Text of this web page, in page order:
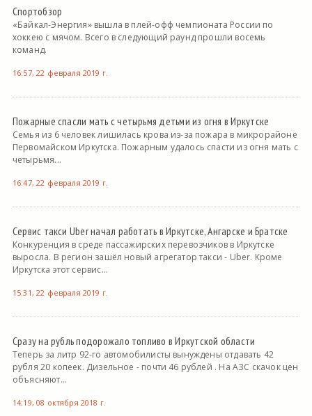
Спортобзор
«Байкал-Энергия» вышла в плей-офф чемпионата России по
хоккею с мячом. Всего в следующий раунд прошли восемь
команд.
16:57, 22 февраля 2019 г.
Пожарные спасли мать с четырьмя детьми из огня в Иркутске
Семья из 6 человек лишилась крова из-за пожара в микрорайоне
Первомайском Иркутска. Пожарным удалось спасти из огня мать с
четырьмя...
16:47, 22 февраля 2019 г.
Сервис такси Uber начал работать в Иркутске, Ангарске и Братске
Конкуренция в среде пассажирских перевозчиков в Иркутске
выросла. В регион зашёл новый агрегатор такси - Uber. Кроме
Иркутска этот сервис...
15:31, 22 февраля 2019 г.
Сразу на рубль подорожало топливо в Иркутской области
Теперь за литр 92-го автомобилисты вынуждены отдавать 42
рубля 20 копеек. Дизельное - почти 46 рублей . На АЗС скачок цен
объясняют...
14:19, 08 октября 2018 г.